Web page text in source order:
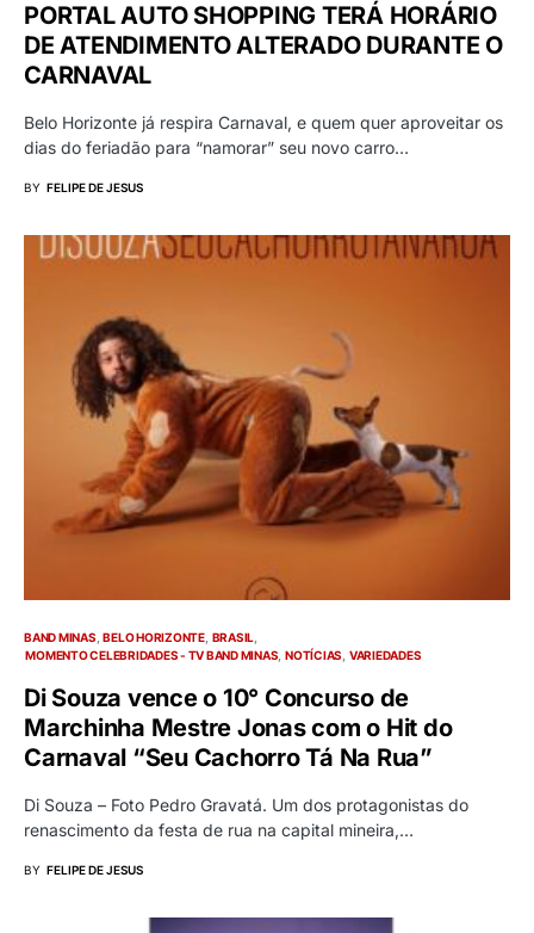
PORTAL AUTO SHOPPING TERÁ HORÁRIO
DE ATENDIMENTO ALTERADO DURANTE O
CARNAVAL
Belo Horizonte já respira Carnaval, e quem quer aproveitar os
dias do feriadão para “namorar” seu novo carro…
BY FELIPE DE JESUS
BAND MINAS BELO HORIZONTE BRASIL
MOMENTO CELEBRIDADES - TV BAND MINAS NOTÍCIAS VARIEDADES
Di Souza vence o 10° Concurso de
Marchinha Mestre Jonas com o Hit do
Carnaval “Seu Cachorro Tá Na Rua”
Di Souza – Foto Pedro Gravatá. Um dos protagonistas do
renascimento da festa de rua na capital mineira,…
BY FELIPE DE JESUS